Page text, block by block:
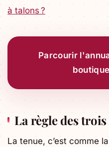
à talons ?
Parcourir
La règle des
La tenue, c’est comme